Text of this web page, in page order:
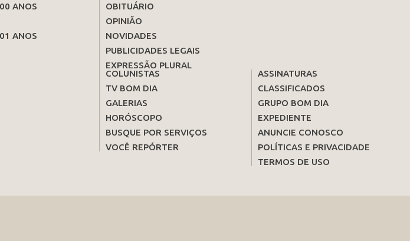
ANOS
ANOS
OBITUÁRIO
OPINIÃO
NOVIDADES
PUBLICIDADES LEGAIS
EXPRESSÃO PLURAL
COLUNISTAS
TV BOM DIA
GALERIAS
HORÓSCOPO
BUSQUE POR SERVIÇOS
VOCÊ REPÓRTER
ASSINATURAS
CLASSIFICADOS
GRUPO BOM DIA
EXPEDIENTE
ANUNCIE CONOSCO
POLÍTICAS E PRIVACIDADE
TERMOS DE USO